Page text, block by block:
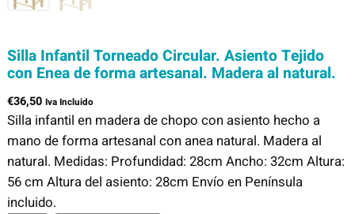
Silla Infantil Torneado Circular. Asiento Tejido
con Enea de forma artesanal. Madera al natural.
€36,50 Iva Incluido
Silla infantil en madera de chopo con asiento hecho a
mano de forma artesanal con anea natural. Madera al
natural. Medidas: Profundidad: 28cm Ancho: 32cm Altura:
56 cm Altura del asiento: 28cm Envío en Península
incluido.